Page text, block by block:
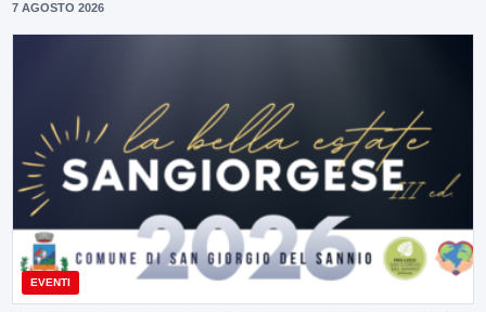
7 AGOSTO 2026
EVENTI